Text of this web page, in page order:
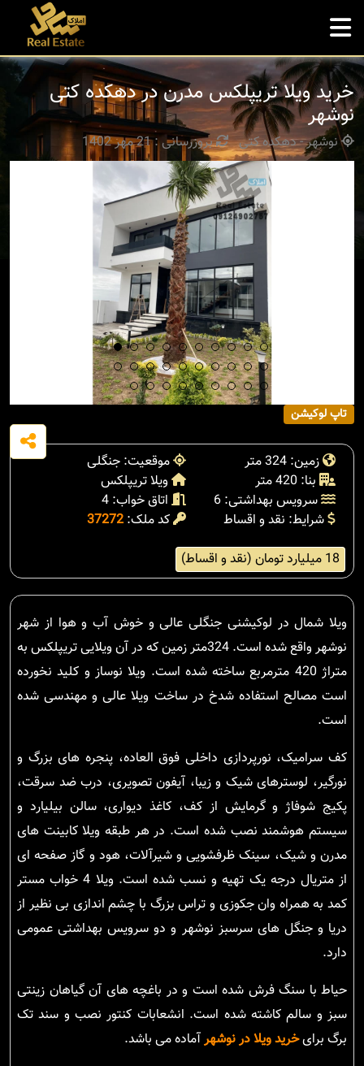
خرید ویلا تریپلکس مدرن در دهکده کتی
نوشهر
نوشهر - دهکده کتی بروزرسانی : 21 مهر 1402
تاپ لوکیشن
زمین: 324 متر
موقعیت: جنگلی
بنا: 420 متر
ویلا تریپلکس
سرویس بهداشتی: 6
اتاق خواب: 4
شرایط: نقد و اقساط
کد ملک: 37272
18 میلیارد تومان (نقد و اقساط)
ویلا شمال در لوکیشنی جنگلی عالی و خوش آب و هوا از شهر
نوشهر واقع شده است. 324متر زمین که در آن ویلایی تریپلکس به
متراژ 420 مترمربع ساخته شده است. ویلا نوساز و کلید نخورده
است مصالح استفاده شدخ در ساخت ویلا عالی و مهندسی شده
است.
کف سرامیک، نورپردازی داخلی فوق العاده، پنجره های بزرگ و
نورگیر، لوسترهای شیک و زیبا، آیفون تصویری، درب ضد سرقت،
پکیج شوفاژ و گرمایش از کف، کاغذ دیواری، سالن بیلیارد و
سیستم هوشمند نصب شده است. در هر طبقه ویلا کابینت های
مدرن و شیک، سینک ظرفشویی و شیرآلات، هود و گاز صفحه ای
از متریال درجه یک تهیه و نسب شده است. ویلا 4 خواب مستر
کمد به همراه وان جکوزی و تراس بزرگ با چشم اندازی بی نظیر از
دریا و جنگل های سرسبز نوشهر و دو سرویس بهداشتی عمومی
دارد.
حیاط با سنگ فرش شده است و در باغچه های آن گیاهان زینتی
سبز و سالم کاشته شده است. انشعابات کنتور نصب و سند تک
برگ برایخرید ویلا در نوشهرآماده می باشد.